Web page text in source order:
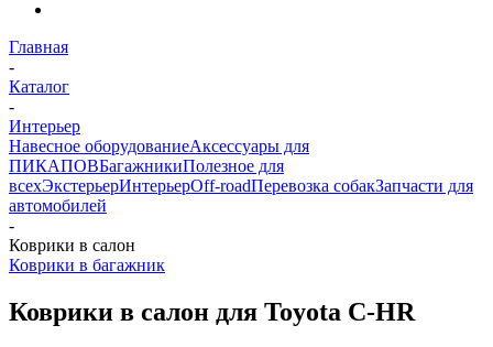
Главная
-
Каталог
-
Интерьер
Навесное оборудованиеАксессуары для
ПИКАПОВБагажникиПолезное для
всехЭкстерьерИнтерьерOff-roadПеревозка собакЗапчасти для
автомобилей
-
Коврики в салон
Коврики в багажник
Коврики в салон для Toyota C-HR